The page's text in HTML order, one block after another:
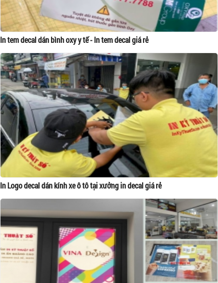
In tem decal dán bình oxy y tế - In tem decal giá rẻ
In Logo decal dán kính xe ô tô tại xưởng in decal giá rẻ